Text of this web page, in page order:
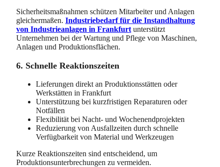
Sicherheitsmaßnahmen schützen Mitarbeiter und Anlagen
gleichermaßen. Industriebedarf für die Instandhaltung
von Industrieanlagen in Frankfurtunterstützt
Unternehmen bei der Wartung und Pflege von Maschinen,
Anlagen und Produktionsflächen.
6. Schnelle Reaktionszeiten
Lieferungen direkt an Produktionsstätten oder
Werkstätten in Frankfurt
Unterstützung bei kurzfristigen Reparaturen oder
Notfällen
Flexibilität bei Nacht- und Wochenendprojekten
Reduzierung von Ausfallzeiten durch schnelle
Verfügbarkeit von Material und Werkzeugen
Kurze Reaktionszeiten sind entscheidend, um
Produktionsunterbrechungen zu vermeiden.